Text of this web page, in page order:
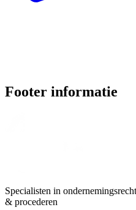
Footer informatie
Specialisten in
& procederen